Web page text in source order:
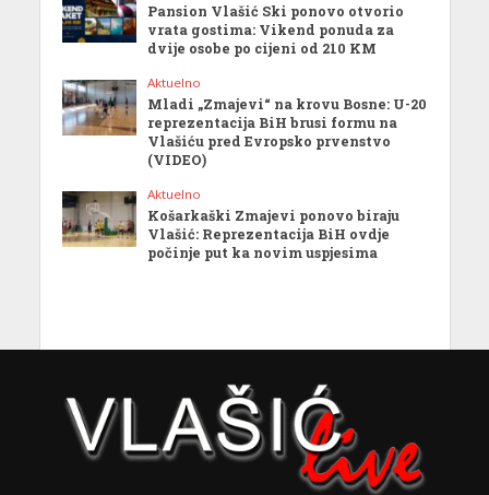
Pansion Vlašić Ski ponovo otvorio
vrata gostima: Vikend ponuda za
dvije osobe po cijeni od 210 KM
Aktuelno
Mladi „Zmajevi“ na krovu Bosne: U-20
reprezentacija BiH brusi formu na
Vlašiću pred Evropsko prvenstvo
(VIDEO)
Aktuelno
Košarkaški Zmajevi ponovo biraju
Vlašić: Reprezentacija BiH ovdje
počinje put ka novim uspjesima